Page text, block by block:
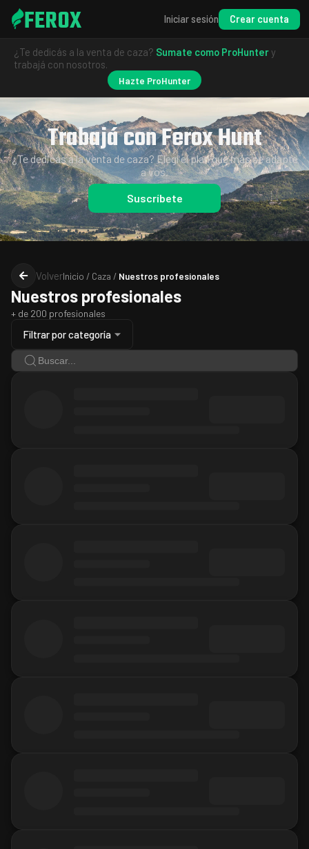
FEROX Iniciar sesión Crear cuenta
¿Te dedicás a la venta de caza? Sumate como ProHuntery
trabajá con nosotros.
Hazte ProHunter
Trabajá con Ferox Hunt
¿Te dedicás a la venta de caza? Elegí el plan que más se adapte
a vos.
Suscríbete
VolverInicio / Caza / Nuestros profesionales
Nuestros profesionales
+ de 200 profesionales
Filtrar por categoría